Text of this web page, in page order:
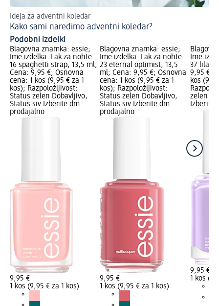
Ideja za adventni koledar
Kako sami naredimo adventni koledar?
Podobni izdelki
Blagovna znamka: essie;
Ime izdelka: Lak za nohte
16 spaghetti strap, 13,5 ml;
Cena: 9,95 €; Osnovna
cena: 1 kos (9,95 € za 1
kos); Razpoložljivost:
Status zelen Dobavljivo,
Status siv Izberite dm
prodajalno
9,95 €
1 kos (9,95 € za 1 kos)
Blagovna znamka: essie;
Ime izdelka: Lak za nohte
23 eternal optimist, 13,5
ml; Cena: 9,95 €; Osnovna
cena: 1 kos (9,95 € za 1
kos); Razpoložljivost:
Status zelen Dobavljivo,
Status siv Izberite dm
prodajalno
9,95 €
1 kos (9,95 € za 1 kos)
Ime
37
9,95 €;
kos
zelen
Izberite
9,95 €
1 kos